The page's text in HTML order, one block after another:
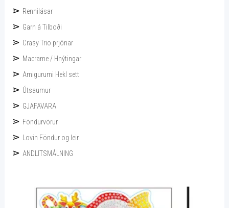
Rennilásar
Garn á Tilboði
Crasy Trio prjónar
Macrame / Hnýtingar
Amigurumi Hekl sett
Útsaumur
GJAFAVARA
Föndurvörur
Lovin Föndur og leir
ANDLITSMÁLNING